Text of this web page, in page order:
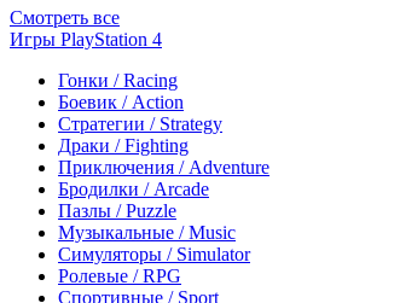
Смотреть все
Игры PlayStation 4
Гонки / Racing
Боевик / Action
Стратегии / Strategy
Драки / Fighting
Приключения / Adventure
Бродилки / Arcade
Пазлы / Puzzle
Музыкальные / Music
Симуляторы / Simulator
Ролевые / RPG
Спортивные / Sport